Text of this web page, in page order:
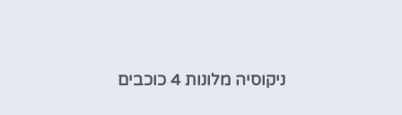
ניקוסיה מלונות 4 כוכבים